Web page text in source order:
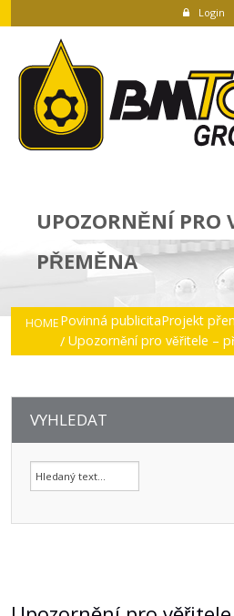
Login
UPOZORNĚNÍ PRO
PŘEMĚNA
HOME Povinná publicitaProjekt
Upozornění pro věřitele –
VYHLEDAT